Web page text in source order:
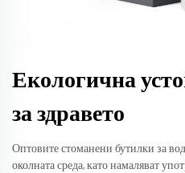
Екологична
за здравето
Оптовите стоманени бутилки за
околната среда, като намаляват